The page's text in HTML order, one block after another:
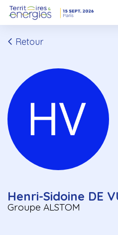
Retour
Henri-Sidoine DE
Groupe ALSTOM